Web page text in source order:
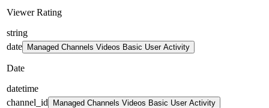
Viewer Rating
string
date
Managed Channels Videos Basic User Activity
Date
datetime
channel_id
Managed Channels Videos Basic User Activity